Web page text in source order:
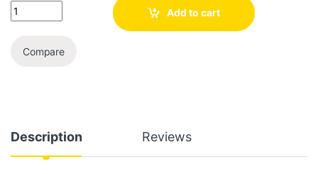
Add to cart
Compare
Description Reviews